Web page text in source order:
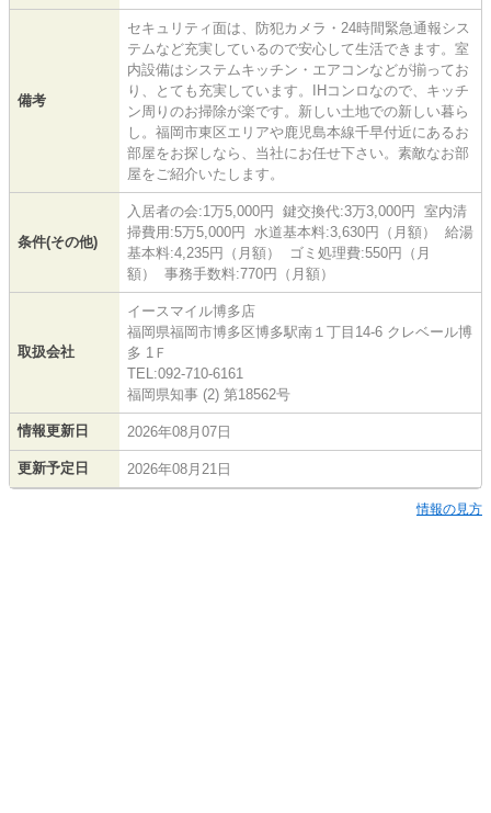
備考
セキュリティ面は、防犯カメラ・24時間緊急通報シス
テムなど充実しているので安心して生活できます。室
内設備はシステムキッチン・エアコンなどが揃ってお
り、とても充実しています。IHコンロなので、キッチ
ン周りのお掃除が楽です。新しい土地での新しい暮ら
し。福岡市東区エリアや鹿児島本線千早付近にあるお
部屋をお探しなら、当社にお任せ下さい。素敵なお部
屋をご紹介いたします。
条件(その他)
入居者の会:1万5,000円 鍵交換代:3万3,000円 室内清
掃費用:5万5,000円 水道基本料:3,630円（月額） 給湯
基本料:4,235円（月額） ゴミ処理費:550円（月
額） 事務手数料:770円（月額）
取扱会社
イースマイル博多店
福岡県福岡市博多区博多駅南１丁目14-6 クレベール博
多 1Ｆ
TEL:092-710-6161
福岡県知事 (2) 第18562号
情報更新日 2026年08月07日
更新予定日 2026年08月21日
情報の見方